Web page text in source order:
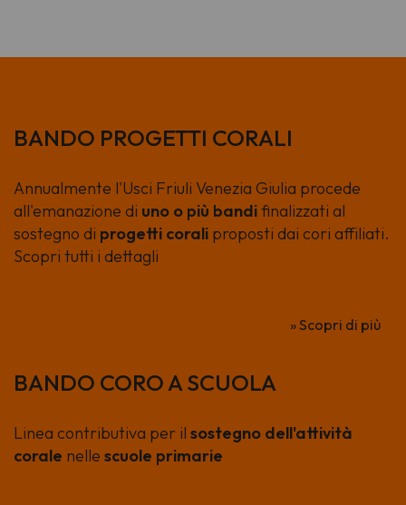
BANDO PROGETTI CORALI
Annualmente l'Usci Friuli Venezia Giulia procede
all'emanazione di uno o più bandifinalizzati al
sostegno di progetti corali proposti dai cori affiliati.
Scopri tutti i dettagli
» Scopri di più
BANDO CORO A SCUOLA
Linea contributiva per il sostegno dell'attività
corale nelle scuole primarie